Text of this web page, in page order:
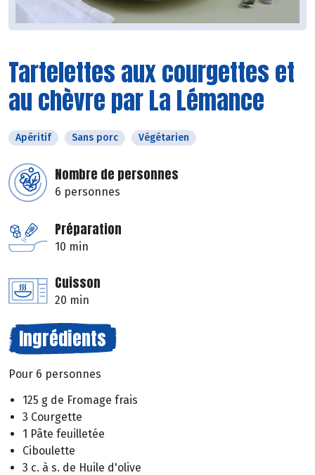
Tartelettes aux courgettes et
au chèvre par La Lémance
Apéritif Sans porc Végétarien
Nombre de personnes
6 personnes
Préparation
10 min
Cuisson
20 min
Ingrédients
Pour 6 personnes
125 g de Fromage frais
3 Courgette
1 Pâte feuilletée
Ciboulette
3 c. à s. de Huile d'olive